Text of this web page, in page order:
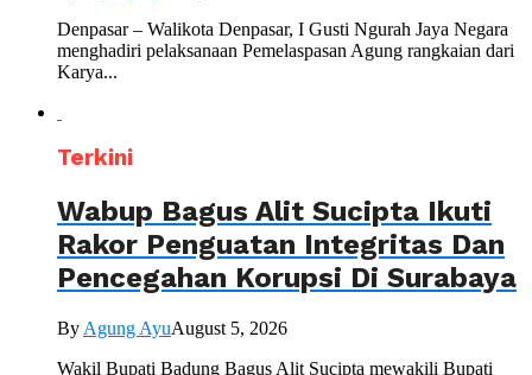
Denpasar – Walikota Denpasar, I Gusti Ngurah Jaya Negara
menghadiri pelaksanaan Pemelaspasan Agung rangkaian dari
Karya...
Terkini
Wabup Bagus Alit Sucipta Ikuti
Rakor Penguatan Integritas Dan
Pencegahan Korupsi Di Surabaya
By Agung AyuAugust 5, 2026
Wakil Bupati Badung Bagus Alit Sucipta mewakili Bupati